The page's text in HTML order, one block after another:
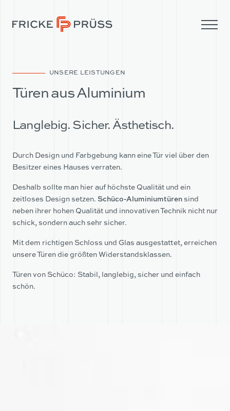
UNTERNEHMEN
TEAM
UNTERNEHMEN
PARTNER
UNSERE LEISTUNGEN
Türen aus Aluminium
Langlebig. Sicher. Ästhetisch.
Durch Design und Farbgebung kann eine Tür viel über den
Besitzer eines Hauses verraten.
Deshalb sollte man hier auf höchste Qualität und ein
zeitloses Design setzen. Schüco-Aluminiumtüren sind
neben ihrer hohen Qualität und innovativen Technik nicht nur
schick, sondern auch sehr sicher.
Mit dem richtigen Schloss und Glas ausgestattet, erreichen
unsere Türen die größten Widerstandsklassen.
Türen von Schüco: Stabil, langlebig, sicher und einfach
schön.